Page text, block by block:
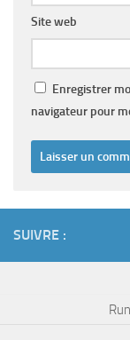
Site web
Enregistrer
navigateur pour
SUIVRE :